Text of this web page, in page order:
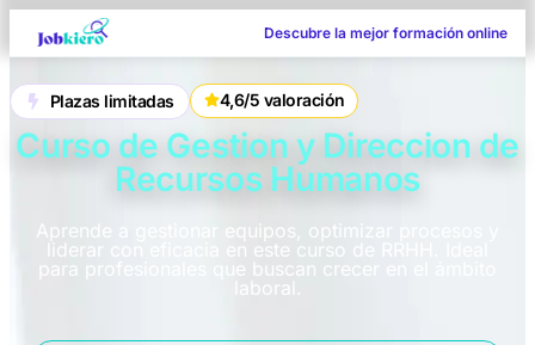
Descubre la mejor formación online
Plazas limitadas 4,6/5 valoración
Curso de Gestion y Direccion de
Recursos Humanos
Aprende a gestionar equipos, optimizar procesos y
liderar con eficacia en este curso de RRHH. Ideal
para profesionales que buscan crecer en el ámbito
laboral.